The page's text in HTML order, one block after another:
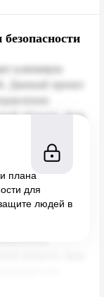
плана
для
людей в